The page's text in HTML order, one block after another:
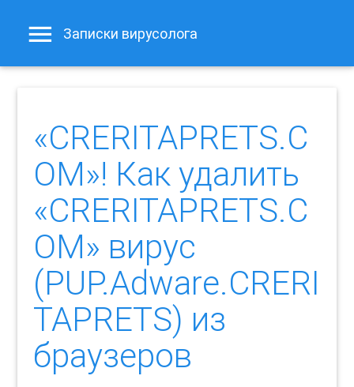
Записки вирусолога
«CRERITAPRETS.C
OM»! Как удалить
«CRERITAPRETS.C
OM» вирус
(PUP.Adware.CRERI
TAPRETS) из
браузеров